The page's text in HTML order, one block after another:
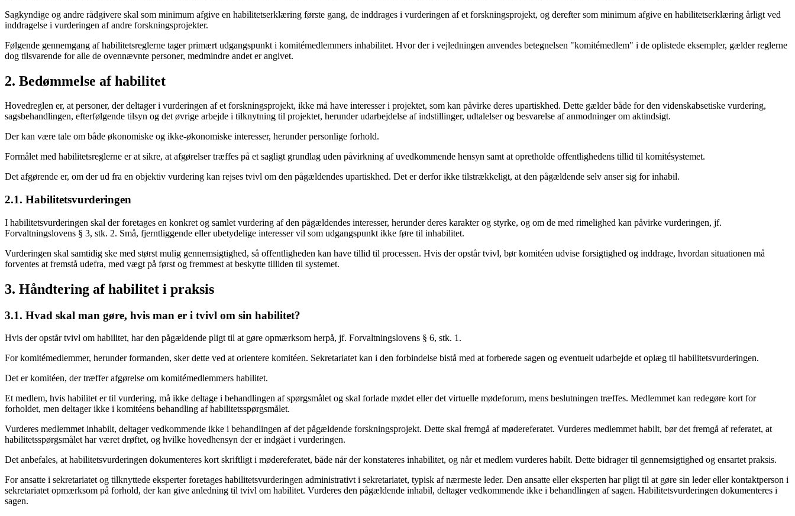
Sagkyndige og andre rådgivere skal som minimum afgive en habilitetserklæring første gang, de inddrages i vurderingen af et forskningsprojekt, og derefter som minimum afgive en habilitetserklæring årligt ved
inddragelse i vurderingen af andre forskningsprojekter.
Følgende gennemgang af habilitetsreglerne tager primært udgangspunkt i komitémedlemmers inhabilitet. Hvor der i vejledningen anvendes betegnelsen "komitémedlem" i de oplistede eksempler, gælder reglerne
dog tilsvarende for alle de ovennævnte personer, medmindre andet er angivet.
2. Bedømmelse af habilitet
Hovedreglen er, at personer, der deltager i vurderingen af et forskningsprojekt, ikke må have interesser i projektet, som kan påvirke deres upartiskhed. Dette gælder både for den videnskabsetiske vurdering,
sagsbehandlingen, efterfølgende tilsyn og det øvrige arbejde i tilknytning til projektet, herunder udarbejdelse af indstillinger, udtalelser og besvarelse af anmodninger om aktindsigt.
Der kan være tale om både økonomiske og ikke-økonomiske interesser, herunder personlige forhold.
Formålet med habilitetsreglerne er at sikre, at afgørelser træffes på et sagligt grundlag uden påvirkning af uvedkommende hensyn samt at opretholde offentlighedens tillid til komitésystemet.
Det afgørende er, om der ud fra en objektiv vurdering kan rejses tvivl om den pågældendes upartiskhed. Det er derfor ikke tilstrækkeligt, at den pågældende selv anser sig for inhabil.
2.1. Habilitetsvurderingen
I habilitetsvurderingen skal der foretages en konkret og samlet vurdering af den pågældendes interesser, herunder deres karakter og styrke, og om de med rimelighed kan påvirke vurderingen, jf.
Forvaltningslovens § 3, stk. 2. Små, fjerntliggende eller ubetydelige interesser vil som udgangspunkt ikke føre til inhabilitet.
Vurderingen skal samtidig ske med størst mulig gennemsigtighed, så offentligheden kan have tillid til processen. Hvis der opstår tvivl, bør komitéen udvise forsigtighed og inddrage, hvordan situationen må
forventes at fremstå udefra, med vægt på først og fremmest at beskytte tilliden til systemet.
3. Håndtering af habilitet i praksis
3.1. Hvad skal man gøre, hvis man er i tvivl om sin habilitet?
Hvis der opstår tvivl om habilitet, har den pågældende pligt til at gøre opmærksom herpå, jf. Forvaltningslovens § 6, stk. 1.
For komitémedlemmer, herunder formanden, sker dette ved at orientere komitéen. Sekretariatet kan i den forbindelse bistå med at forberede sagen og eventuelt udarbejde et oplæg til habilitetsvurderingen.
Det er komitéen, der træffer afgørelse om komitémedlemmers habilitet.
Et medlem, hvis habilitet er til vurdering, må ikke deltage i behandlingen af spørgsmålet og skal forlade mødet eller det virtuelle mødeforum, mens beslutningen træffes. Medlemmet kan redegøre kort for
forholdet, men deltager ikke i komitéens behandling af habilitetsspørgsmålet.
Vurderes medlemmet inhabilt, deltager vedkommende ikke i behandlingen af det pågældende forskningsprojekt. Dette skal fremgå af mødereferatet. Vurderes medlemmet habilt, bør det fremgå af referatet, at
habilitetsspørgsmålet har været drøftet, og hvilke hovedhensyn der er indgået i vurderingen.
Det anbefales, at habilitetsvurderingen dokumenteres kort skriftligt i mødereferatet, både når der konstateres inhabilitet, og når et medlem vurderes habilt. Dette bidrager til gennemsigtighed og ensartet praksis.
For ansatte i sekretariatet og tilknyttede eksperter foretages habilitetsvurderingen administrativt i sekretariatet, typisk af nærmeste leder. Den ansatte eller eksperten har pligt til at gøre sin leder eller kontaktperson i
sekretariatet opmærksom på forhold, der kan give anledning til tvivl om habilitet. Vurderes den pågældende inhabil, deltager vedkommende ikke i behandlingen af sagen. Habilitetsvurderingen dokumenteres i
sagen.